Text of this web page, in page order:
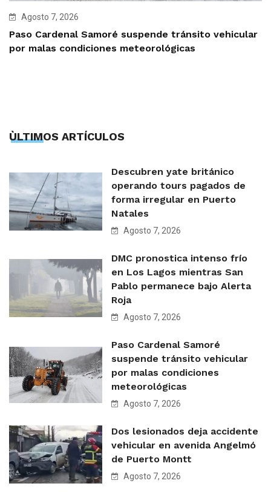
Agosto 7, 2026
Paso Cardenal Samoré suspende tránsito vehicular
por malas condiciones meteorológicas
ÙLTIMOS ARTÍCULOS
Descubren yate británico
operando tours pagados de
forma irregular en Puerto
Natales
Agosto 7, 2026
DMC pronostica intenso frío
en Los Lagos mientras San
Pablo permanece bajo Alerta
Roja
Agosto 7, 2026
Paso Cardenal Samoré
suspende tránsito vehicular
por malas condiciones
meteorológicas
Agosto 7, 2026
Dos lesionados deja accidente
vehicular en avenida Angelmó
de Puerto Montt
Agosto 7, 2026